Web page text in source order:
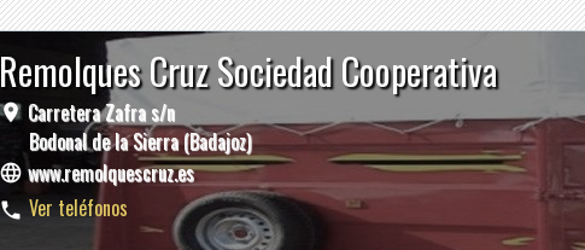
Remolques Cruz Sociedad Cooperativa
Carretera Zafra s/n
Bodonal de la Sierra (Badajoz)
www.remolquescruz.es
Ver teléfonos